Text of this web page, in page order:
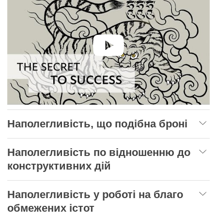
Наполегливість, що подібна броні
Наполегливість по відношенню до
конструктивних дій
Наполегливість у роботі на благо
обмежених істот